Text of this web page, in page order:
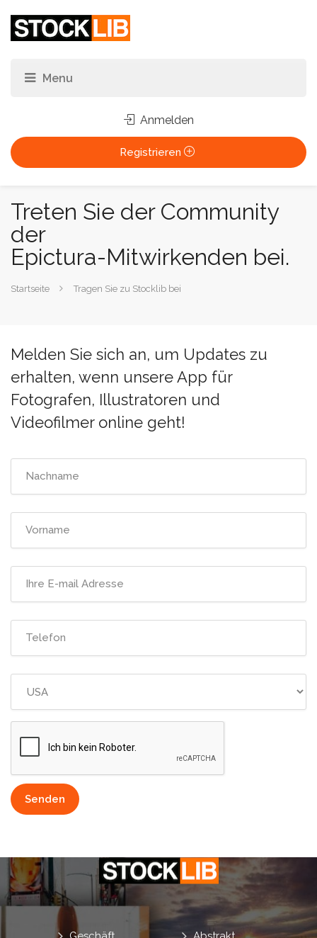
Anmelden
Registrieren
Treten Sie der Community
der
Epictura-Mitwirkenden bei.
SieStartseite Tragen Sie zu Stocklib bei
Melden Sie sich an, um Updates zu
erhalten, wenn unsere App für
Fotografen, Illustratoren und
Videofilmer online geht!
Adresse
Senden